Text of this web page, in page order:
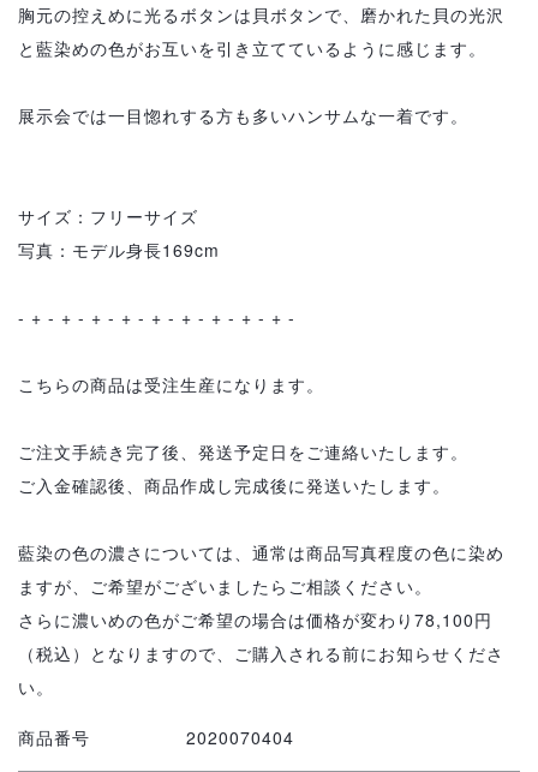
胸元の控えめに光るボタンは貝ボタンで、磨かれた貝の光沢
と藍染めの色がお互いを引き立てているように感じます。
展示会では一目惚れする方も多いハンサムな一着です。
サイズ：フリーサイズ
写真：モデル身長169cm
- + - + - + - + - + - + - + - + - + -
こちらの商品は受注生産になります。
ご注文手続き完了後、発送予定日をご連絡いたします。
ご入金確認後、商品作成し完成後に発送いたします。
藍染の色の濃さについては、通常は商品写真程度の色に染め
ますが、ご希望がございましたらご相談ください。
さらに濃いめの色がご希望の場合は価格が変わり78,100円
（税込）となりますので、ご購入される前にお知らせくださ
い。
商品番号 2020070404